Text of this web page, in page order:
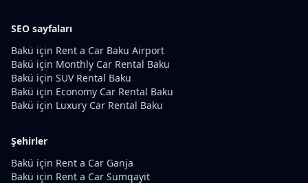
SEO sayfaları
Bakü için Rent a Car Baku Airport
Bakü için Monthly Car Rental Baku
Bakü için SUV Rental Baku
Bakü için Economy Car Rental Baku
Bakü için Luxury Car Rental Baku
Şehirler
Bakü için Rent a Car Ganja
Bakü için Rent a Car Sumqayit